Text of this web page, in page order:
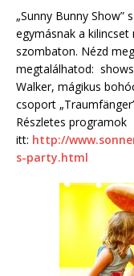
„Sunny Bunny Show”
egymásnak a
szombaton. Nézd
megtalálhatod:
Walker, mágikus
csoport
Részletes programok
itt: http://
s-party.html